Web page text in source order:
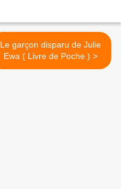
Le garçon disparu de Julie
Ewa ( Livre de Poche ) >